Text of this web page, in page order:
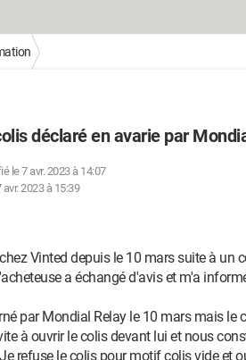
déclaré en avarie par
le 7 avr. 2023 à 14:07
avr. 2023 à 15:39
Vinted depuis le 10 mars suite à un
a échangé d'avis et m'a
par Mondial Relay le 10 mars mais le
à ouvrir le colis devant lui et nous
refuse le colis pour motif colis vide et